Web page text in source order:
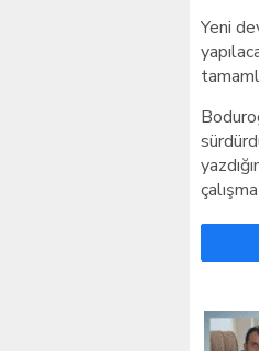
Yeni